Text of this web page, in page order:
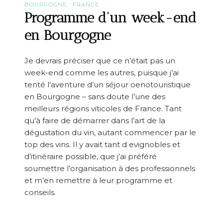
BOURGOGNE FRANCE
Programme d’un week-end
en Bourgogne
Je devrais préciser que ce n’était pas un
week-end comme les autres, puisque j’ai
tenté l’aventure d’un séjour oenotouristique
en Bourgogne – sans doute l’une des
meilleurs régions viticoles de France. Tant
qu’à faire de démarrer dans l’art de la
dégustation du vin, autant commencer par le
top des vins. Il y avait tant d evignobles et
d’itinéraire possible, que j’ai préféré
soumettre l’organisation à des professionnels
et m’en remettre à leur programme et
conseils.